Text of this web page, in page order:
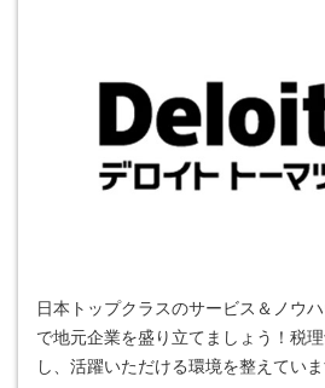
日本トップクラスのサービス＆ノウ
で地元企業を盛り立てましょう！税
し、活躍いただける環境を整えていま